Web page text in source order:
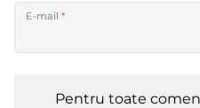
E-mail*
Pentru toate